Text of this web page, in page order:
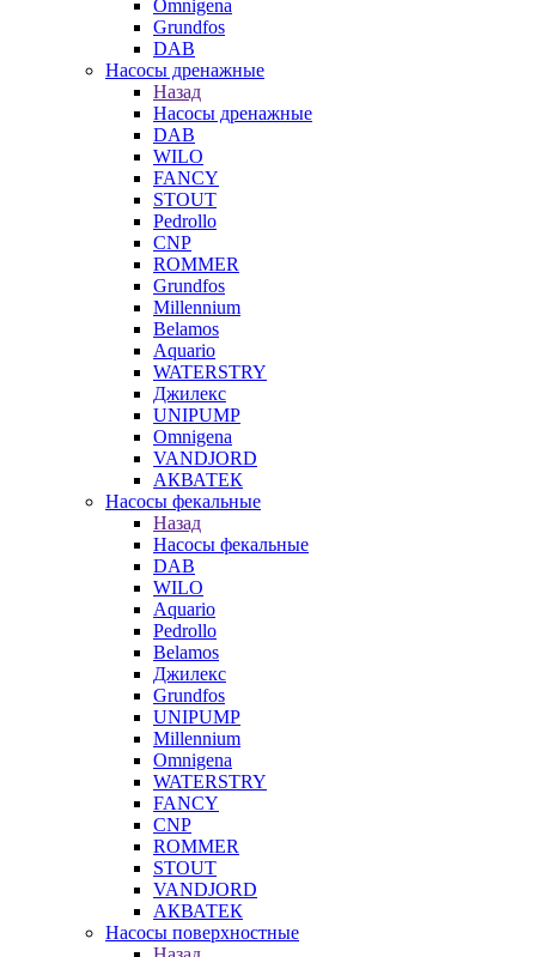
Omnigena
Grundfos
DAB
Насосы дренажные
Назад
Насосы дренажные
DAB
WILO
FANCY
STOUT
Pedrollo
CNP
ROMMER
Grundfos
Millennium
Belamos
Aquario
WATERSTRY
Джилекс
UNIPUMP
Omnigena
VANDJORD
АКВАТЕК
Насосы фекальные
Назад
Насосы фекальные
DAB
WILO
Aquario
Pedrollo
Belamos
Джилекс
Grundfos
UNIPUMP
Millennium
Omnigena
WATERSTRY
FANCY
CNP
ROMMER
STOUT
VANDJORD
АКВАТЕК
Насосы поверхностные